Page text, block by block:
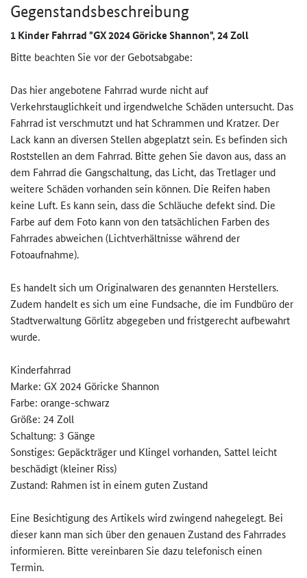
Gegenstandsbeschreibung
1 Kinder Fahrrad "GX 2024 Göricke Shannon", 24 Zoll
Bitte beachten Sie vor der Gebotsabgabe:
Das hier angebotene Fahrrad wurde nicht auf
Verkehrstauglichkeit und irgendwelche Schäden untersucht. Das
Fahrrad ist verschmutzt und hat Schrammen und Kratzer. Der
Lack kann an diversen Stellen abgeplatzt sein. Es befinden sich
Roststellen an dem Fahrrad. Bitte gehen Sie davon aus, dass an
dem Fahrrad die Gangschaltung, das Licht, das Tretlager und
weitere Schäden vorhanden sein können. Die Reifen haben
keine Luft. Es kann sein, dass die Schläuche defekt sind. Die
Farbe auf dem Foto kann von den tatsächlichen Farben des
Fahrrades abweichen (Lichtverhältnisse während der
Fotoaufnahme).
Es handelt sich um Originalwaren des genannten Herstellers.
Zudem handelt es sich um eine Fundsache, die im Fundbüro der
Stadtverwaltung Görlitz abgegeben und fristgerecht aufbewahrt
wurde.
Kinderfahrrad
Marke: GX 2024 Göricke Shannon
Farbe: orange-schwarz
Größe: 24 Zoll
Schaltung: 3 Gänge
Sonstiges: Gepäckträger und Klingel vorhanden, Sattel leicht
beschädigt (kleiner Riss)
Zustand: Rahmen ist in einem guten Zustand
Eine Besichtigung des Artikels wird zwingend nahegelegt. Bei
dieser kann man sich über den genauen Zustand des Fahrrades
informieren. Bitte vereinbaren Sie dazu telefonisch einen
Termin.